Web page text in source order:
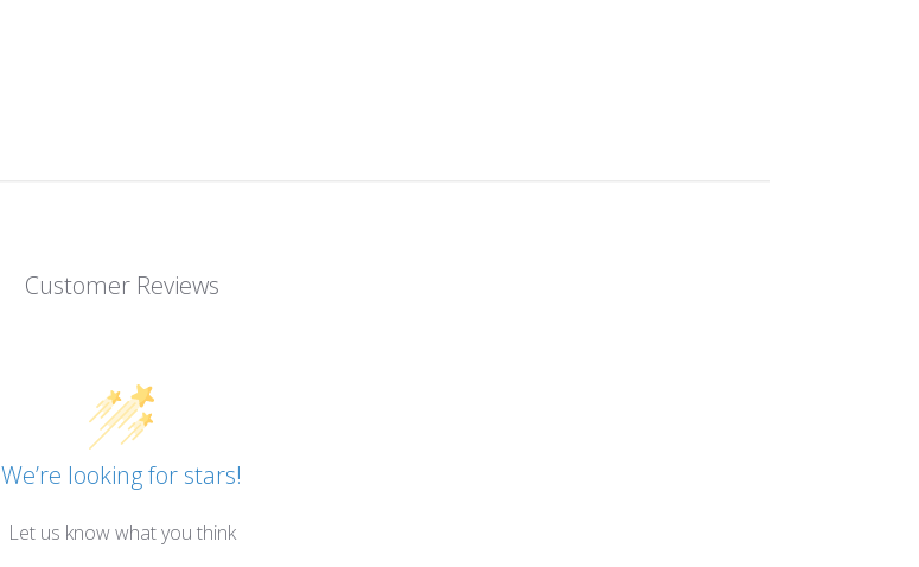
Customer Reviews
We’re looking for stars!
Let us know what you think